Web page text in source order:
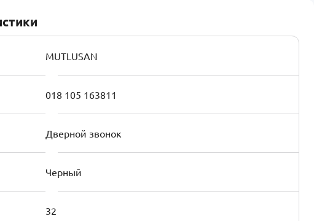
MUTLUSAN
018 105 163811
Дверной звонок
Черный
32